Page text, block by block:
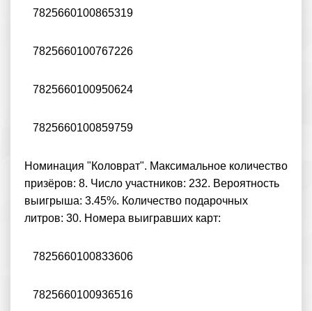
7825660100865319
7825660100767226
7825660100950624
7825660100859759
Номинация "Коловрат". Максимальное количество
призёров: 8. Число участников: 232. Вероятность
выигрыша: 3.45%. Количество подарочных
литров: 30. Номера выигравших карт:
7825660100833606
7825660100936516